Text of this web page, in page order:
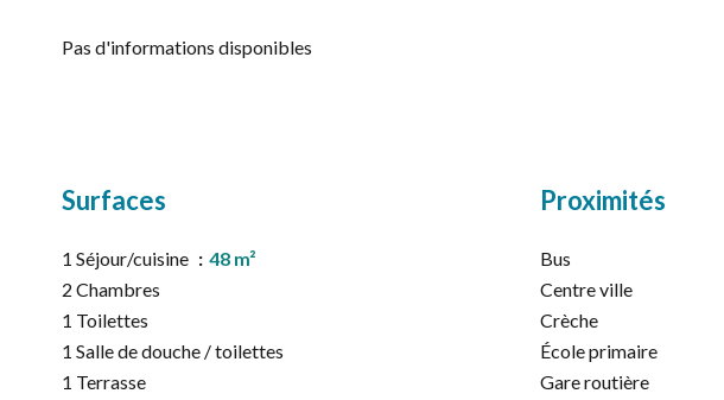
Pas d'informations disponibles
Surfaces
1 Séjour/cuisine
48 m²
2 Chambres
1 Toilettes
1 Salle de douche / toilettes
1 Terrasse
Proximités
Bus
Centre ville
Crèche
École primaire
Gare routière